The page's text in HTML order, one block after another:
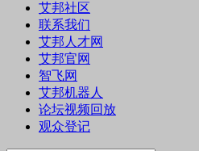
艾邦社区
联系我们
艾邦人才网
艾邦官网
智飞网
艾邦机器人
论坛视频回放
观众登记